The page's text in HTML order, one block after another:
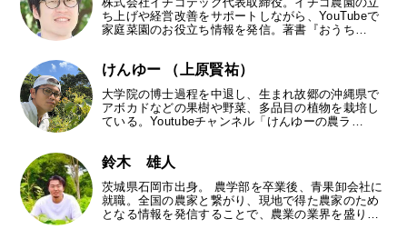
ち上げや経営改善をサポートしながら、YouTubeで
家庭菜園のお役立ち情報を発信。著書『おうち…
けんゆー （上原賢祐）
大学院の博士過程を中退し、生まれ故郷の沖縄県で
アボカドなどの果樹や野菜、多品目の植物を栽培し
ている。Youtubeチャンネル「けんゆーの農ラ…
鈴木 雄人
茨城県石岡市出身。 農学部を卒業後、青果卸会社に
就職。全国の農家と繋がり、現地で得た農家のため
となる情報を発信することで、農業の業界を盛り…